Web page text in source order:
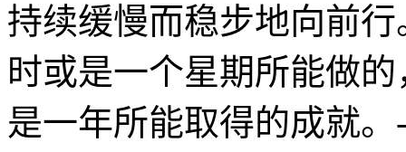
持续缓慢而稳步地向前
时或是一个星期所能做
是一年所能取得的成就。